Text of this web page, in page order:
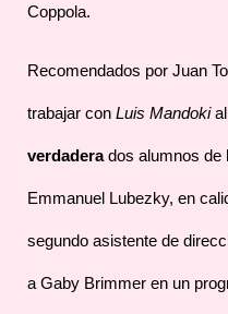
Coppola.
Recomendados por Juan
trabajar con Luis Mandokial
verdaderados alumnos de
Emmanuel Lubezky, en
segundo asistente de
a Gaby Brimmer en un